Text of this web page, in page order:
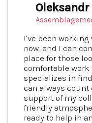
Oleksandr
I’ve been
now, and I can
place for those
comfortable work
specializes in
can always
support of my
friendly
ready to help in